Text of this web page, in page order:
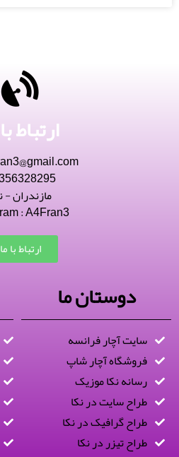
ارتباط
مازندران -
: A4Fran3
ارتباط با ما
دوستان ما
سایت آچار فرانسه
فروشگاه آچار شاپ
رسانه نکا موزیک
طراح سایت در نکا
طراح گرافیک در نکا
طراح تیزر در نکا